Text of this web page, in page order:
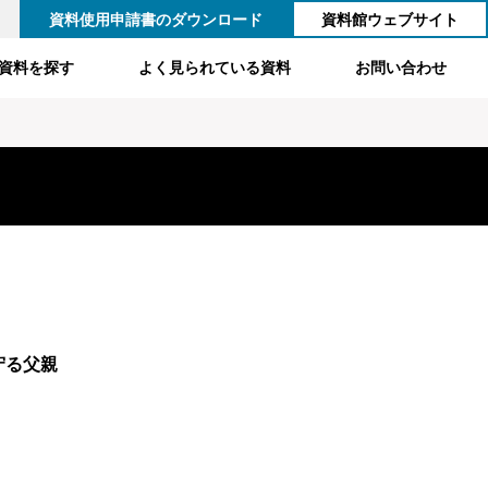
資料使用申請書のダウンロード 資料館ウェブサイト
料を探す よく見られている資料 お問い合わせ
る父親